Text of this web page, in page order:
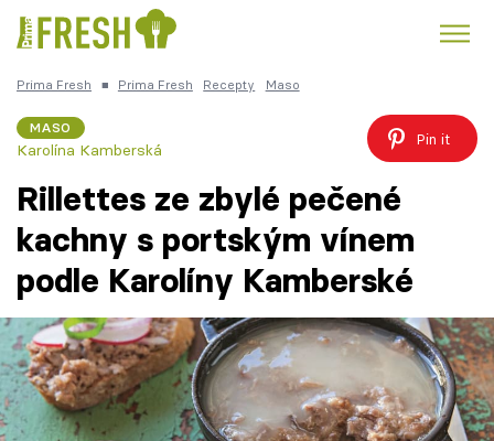
Česká kuchyně
Témata
Recepty
Články
Prima Fresh ■ Prima Fresh Recepty Maso
MASO
Karolína Kamberská
Pin it
Rillettes ze zbylé pečené
kachny s portským vínem
podle Karolíny Kamberské